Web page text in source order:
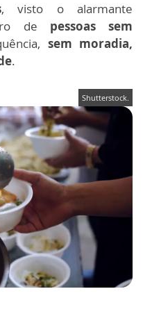
, visto o alarmante
de pessoas sem
sem moradia,
.
Shutterstock.